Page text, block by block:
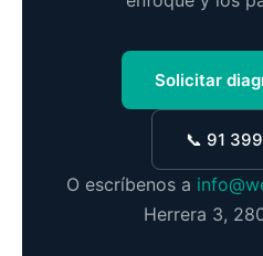
Solicitar
📞 91
O escríbenos a
Herrera 3,